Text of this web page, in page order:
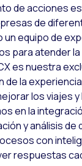
de acciones
de
un equipo de
para atender la
es nuestra
la
los viajes y
en la
y análisis de
con
respuestas